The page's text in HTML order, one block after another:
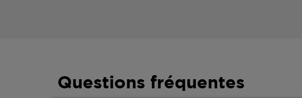
Questions fréquentes